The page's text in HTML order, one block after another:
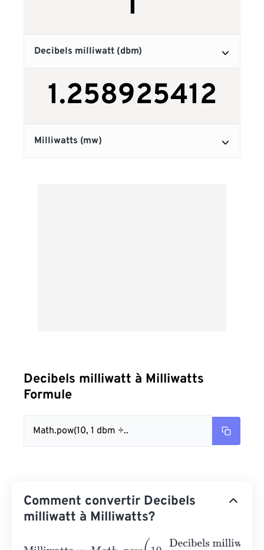
Decibels milliwatt à Milliwatts
Formule
Math.pow(10, 1 dbm ÷..
Comment convertir Decibels
milliwatt à Milliwatts?
Milliwatts .p o (10 Decibels milliwatt10